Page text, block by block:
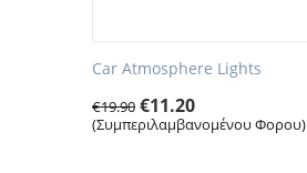
Car Atmosphere Lights
€19.90 €11.20
(Συμπεριλαμβανομένου Φορου)